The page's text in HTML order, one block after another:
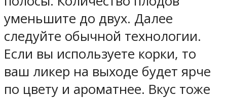
уменьшите до двух. Далее
следуйте обычной технологии.
Если вы используете корки, то
ваш ликер на выходе будет ярче
по цвету и ароматнее. Вкус тоже